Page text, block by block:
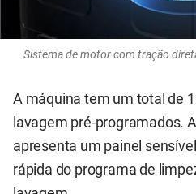
Sistema de motor com tração
A máquina tem um total de
lavagem pré-programados.
apresenta um painel
rápida do programa de